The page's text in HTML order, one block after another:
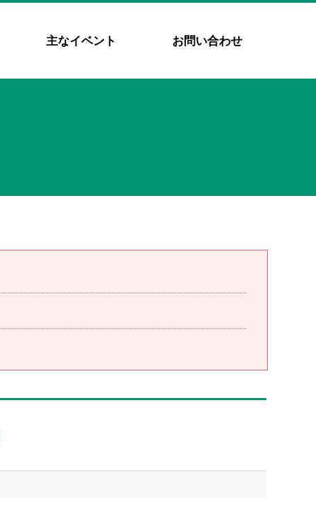
主なイベント お問い合わせ